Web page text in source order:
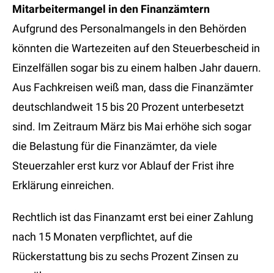
Mitarbeitermangel in den Finanzämtern
Aufgrund des Personalmangels in den Behörden
könnten die Wartezeiten auf den Steuerbescheid in
Einzelfällen sogar bis zu einem halben Jahr dauern.
Aus Fachkreisen weiß man, dass die Finanzämter
deutschlandweit 15 bis 20 Prozent unterbesetzt
sind. Im Zeitraum März bis Mai erhöhe sich sogar
die Belastung für die Finanzämter, da viele
Steuerzahler erst kurz vor Ablauf der Frist ihre
Erklärung einreichen.
Rechtlich ist das Finanzamt erst bei einer Zahlung
nach 15 Monaten verpflichtet, auf die
Rückerstattung bis zu sechs Prozent Zinsen zu